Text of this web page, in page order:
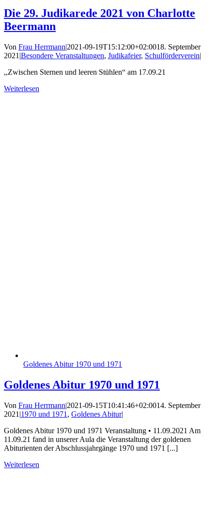
Die 29. Judikarede 2021 von Charlotte
Beermann
Von Frau Herrmann|2021-09-19T15:12:00+02:0018. September
2021 |Besondere Veranstaltungen, Judikafeier, Schulförderverein|
,,Zwischen Sternen und leeren Stühlen“ am 17.09.21
Weiterlesen
Goldenes Abitur 1970 und 1971
Goldenes Abitur 1970 und 1971
Von Frau Herrmann|2021-09-15T10:41:46+02:0014. September
2021 |1970 und 1971 , Goldenes Abitur|
Goldenes Abitur 1970 und 1971 Veranstaltung • 11.09.2021 Am
11.09.21 fand in unserer Aula die Veranstaltung der goldenen
Abiturienten der Abschlussjahrgänge 1970 und 1971 [...]
Weiterlesen